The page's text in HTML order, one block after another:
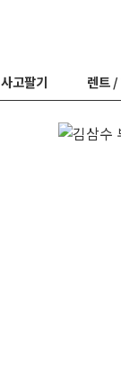
사고팔기 렌트